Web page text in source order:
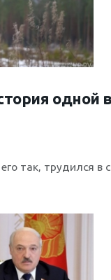
одной
так, трудился